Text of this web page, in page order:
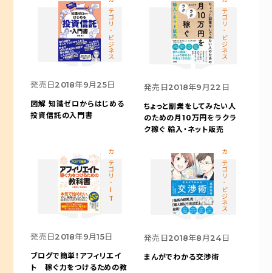
カテゴリ-ビジネス
発売日 2018年9月25日
図解 知識ゼロからはじめる
投資信託の入門書
カテゴリ-ビジネス
発売日2018年9月22日
ちょっと副業をしてみたい人
のための月10万円をラクラ
ク稼ぐ 輸入・ネット販売
カテゴリ-IT
発売日2018年9月15日
ブログで簡単！アフィリエイ
ト 稼ぐ力をつけるための教
カテゴリ-ビジネス
発売日 2018年8月24日
まんがでわかる交渉術